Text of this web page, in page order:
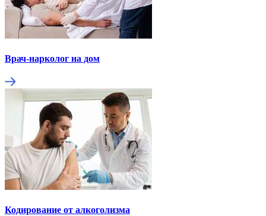
Врач-нарколог на дом
Кодирование от алкоголизма